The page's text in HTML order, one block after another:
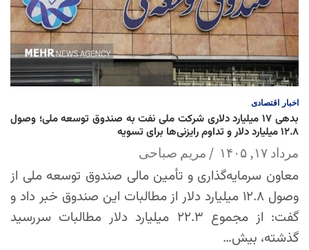
اخبار اقتصادی
بدهی ۱۷ میلیارد دلاری شرکت ملی نفت به صندوق توسعه ملی؛ وصول
۱۲.۸ میلیارد دلار و تداوم رایزنی‌ها برای تسویه
مرداد ۱۷, ۱۴۰۵ مریم صباحی
معاون سرمایه‌گذاری و تأمین مالی صندوق توسعه ملی از
وصول ۱۲.۸ میلیارد دلار از مطالبات این صندوق خبر داد و
گفت: از مجموع ۲۲.۳ میلیارد دلار مطالبات سررسید
گذشته، بیش…